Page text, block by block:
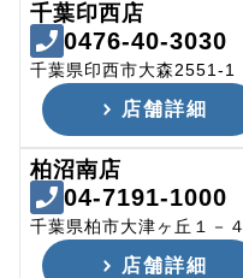
千葉印西店
0476-40-3030
千葉県印西市大森2551-1
店舗詳細
柏沼南店
04-7191-1000
千葉県柏市大津ヶ丘１－
店舗詳細